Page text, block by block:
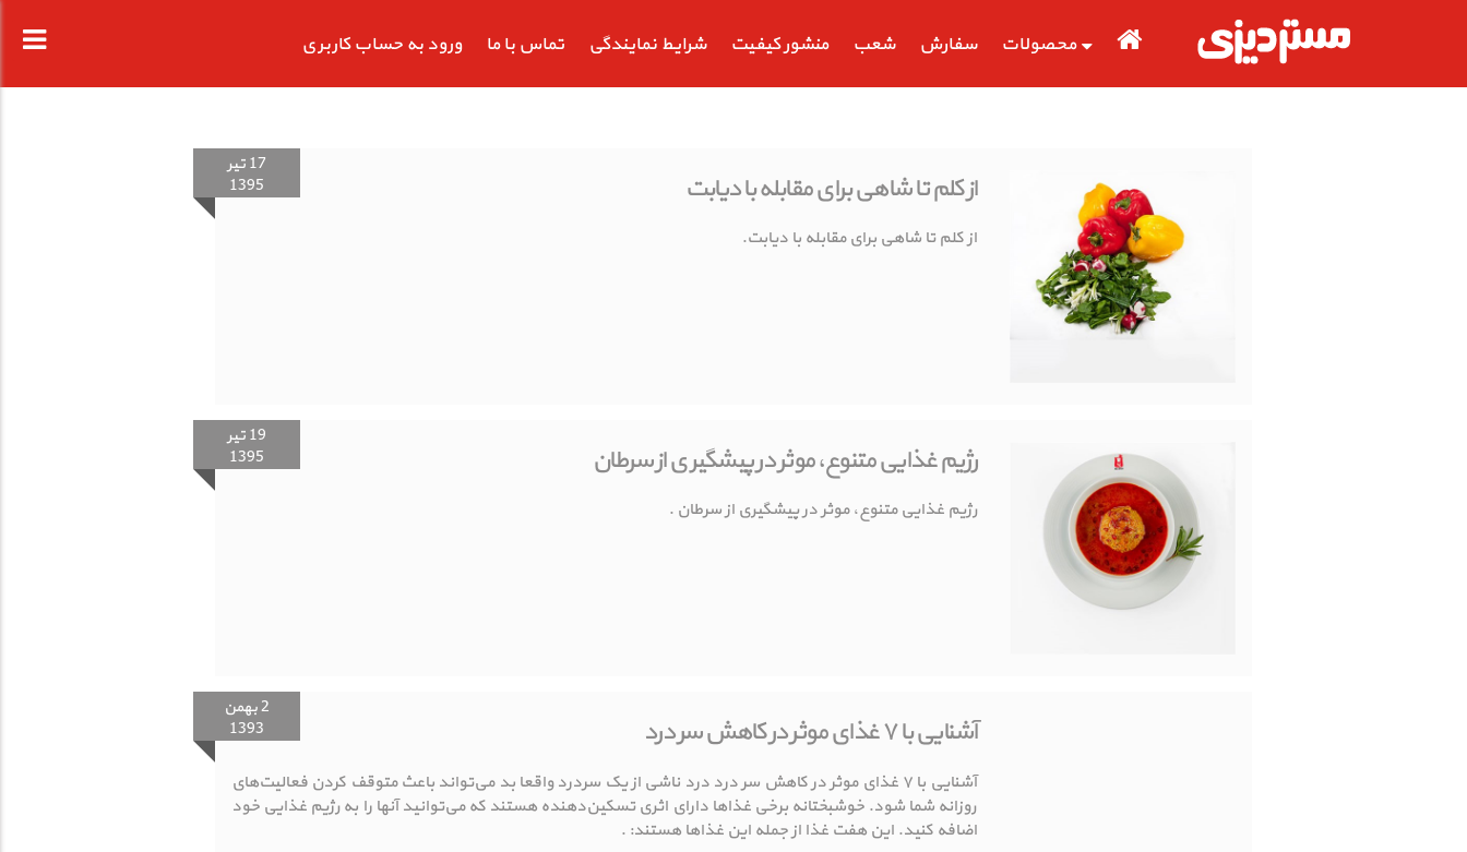
محصولات سفارش شعب منشور کیفیت شرایط نمایندگی تماس با ما ورود به حساب کاربری
از کلم تا شاهی برای مقابله با دیابت
17 تیر
1395
از کلم تا شاهی برای مقابله با دیابت.
رژیم غذایی متنوع، موثر در پیشگیری از سرطان
19 تیر
1395
رژیم غذایی متنوع، موثر در پیشگیری از سرطان .
آشنایی با ۷ غذای موثر در کاهش سر درد
2 بهمن
1393
آشنایی با ۷ غذای موثر در کاهش سر درد درد ناشی از یک سردرد واقعا بد می‌تواند باعث متوقف کردن فعالیت‌های
روزانه شما شود. خوشبختانه برخی غذا‌ها دارای اثری تسکین‌دهنده هستند که می‌توانید آنها را به رژیم غذایی خود
اضافه کنید. این هفت غذا از جمله این غذاها هستند: .